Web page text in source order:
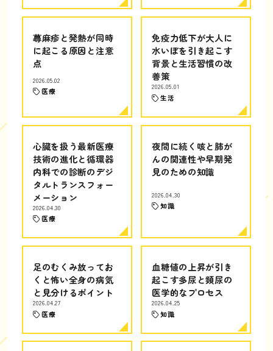
蕁麻疹と発熱が同時
に起こる原因と注意
点
2026.05.02
医療
免疫力低下が大人に
水いぼを引き起こす
背景と生活習慣の改
善策
2026.05.01
生活
心臓を扱う最新医療
技術の進化と循環器
内科での診断のデジ
タルトランスフォー
メーション
2026.04.30
医療
夜間に続く咳と肺が
んの関連性や早期発
見のための知識
2026.04.30
知識
足のむくみ放ってお
くと怖い全身の病気
と見分けるポイント
2026.04.27
医療
血糖値の上昇が引き
起こす多尿と頻尿の
医学的なプロセス
2026.04.25
知識